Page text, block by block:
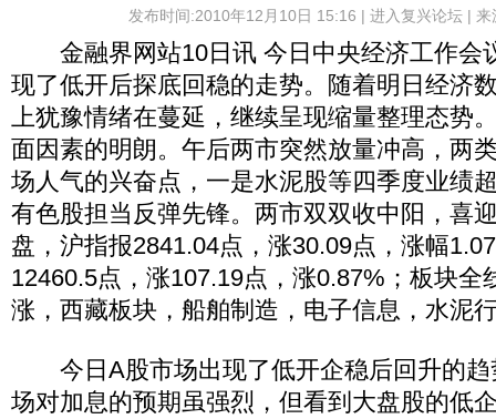
发布时间:2010年12月10日 15:16 | 进入复兴论坛| 来
金融界网站10日讯 今日中央经济工作会
现了低开后探底回稳的走势。随着明日经济
上犹豫情绪在蔓延，继续呈现缩量整理态势
面因素的明朗。午后两市突然放量冲高，两
场人气的兴奋点，一是水泥股等四季度业绩
有色股担当反弹先锋。两市双双收中阳，喜
盘，沪指报2841.04点，涨30.09点，涨幅
12460.5点，涨107.19点，涨0.87%；板块全
涨，西藏板块，船舶制造，电子信息，水泥
今日A股市场出现了低开企稳后回升的趋
场对加息的预期虽强烈，但看到大盘股的低